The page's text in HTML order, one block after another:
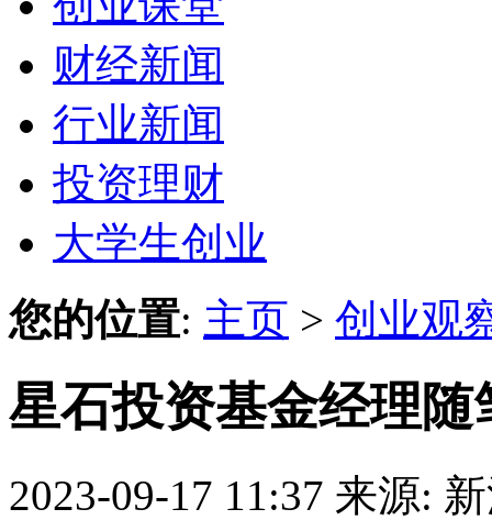
财经新闻
行业新闻
投资理财
大学生创业
您的位置: 主页 > 创业观
星石投资基金经理
2023-09-17 11:37 来源: